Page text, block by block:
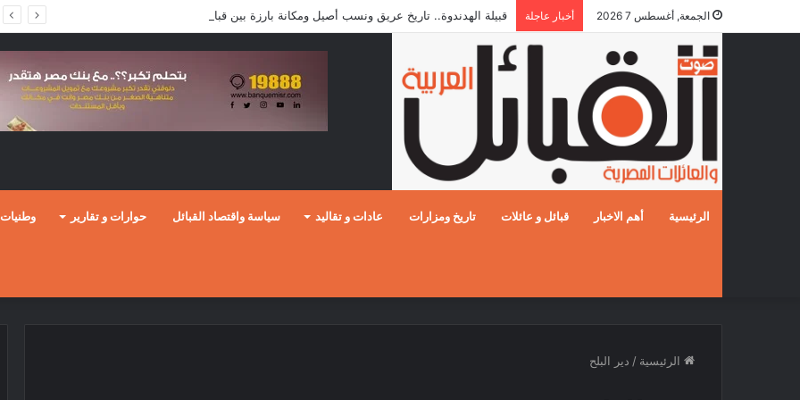
الجمعة, أغسطس 7 2026 أخبار عاجلة قبيلة الهدندوة.. تاريخ عريق ونسب أصيل ومكانة بارزة بين قبائل البجة
الرئيسية أهم الاخبار قبائل و عائلات تاريخ ومزارات عادات و تقاليد سياسة واقتصاد القبائل حوارات و تقارير وطنيات
الرئيسية / دير البلح